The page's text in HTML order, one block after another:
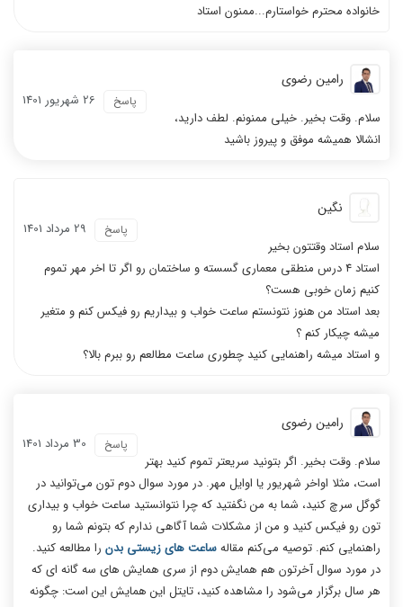
خانواده محترم خواستارم...ممنون استاد
رامین رضوی
26 شهریور 1401 پاسخ
سلام. وقت بخیر. خیلی ممنونم. لطف دارید،
انشالا همیشه موفق و پیروز باشید
نگین
29 مرداد 1401 پاسخ
سلام استاد وقتتون بخیر
استاد ۴ درس منطقی معماری گسسته و ساختمان رو اگر تا اخر مهر تموم
کنیم زمان خوبی هست؟
بعد استاد من هنوز نتونستم ساعت خواب و بیداریم رو فیکس کنم و متغیر
میشه چیکار کنم ؟
و استاد میشه راهنمایی کنید چطوری ساعت مطالعم رو ببرم بالا؟
رامین رضوی
30 مرداد 1401 پاسخ
سلام. وقت بخیر. اگر بتونید سریعتر تموم کنید بهتر
است، مثلا اواخر شهریور یا اوایل مهر. در مورد سوال دوم تون می‌توانید در
گوگل سرچ کنید، شما به من نگفتید که چرا نتوانستید ساعت خواب و بیداری
تون رو فیکس کنید و من از مشکلات شما آگاهی ندارم که بتونم شما رو
راهنمایی کنم. توصیه می‌کنم مقالهساعت های زیستی بدن را مطالعه کنید.
در مورد سوال آخرتون هم همایش دوم از سری همایش های سه گانه ای که
هر سال برگزار می‌شود را مشاهده کنید، تایتل این همایش این است: چگونه